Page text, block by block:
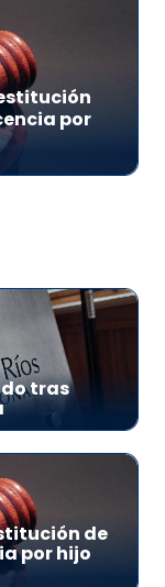
por
tras
de
por hijo